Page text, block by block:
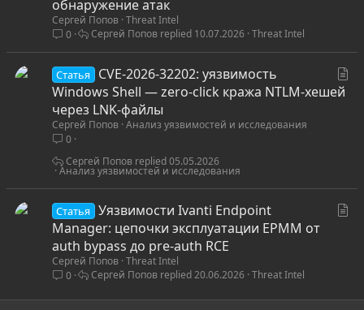
я
обнаружение атак
Сергей Попов Threat Intel
0
Threat Intel
10.07.2026
Сергей Попов
Статья
CVE-2026-32202: уязвимость
Windows Shell — zero-click кража NTLM-хешей
через LNK-файлы
Сергей Попов Анализ уязвимостей и исследования
0
Анализ уязвимостей и исследования
05.05.2026
Сергей Попов
я
Статья
Уязвимости Ivanti Endpoint
Manager: цепочки эксплуатации EPMM от
auth bypass до pre-auth RCE
Сергей Попов Threat Intel
0
Threat Intel
20.06.2026
Сергей Попов